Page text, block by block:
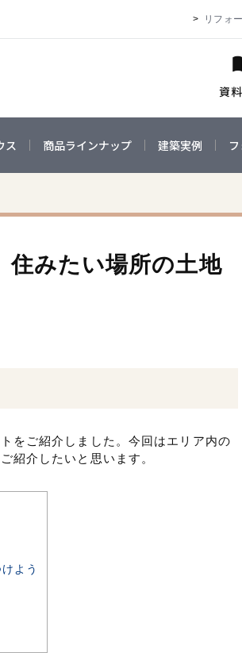
リフォ
ス 商品ラインナップ 建築実例
住みたい場所の土地
をご紹介しました。今回はエリア内の
紹介したいと思います。
よう